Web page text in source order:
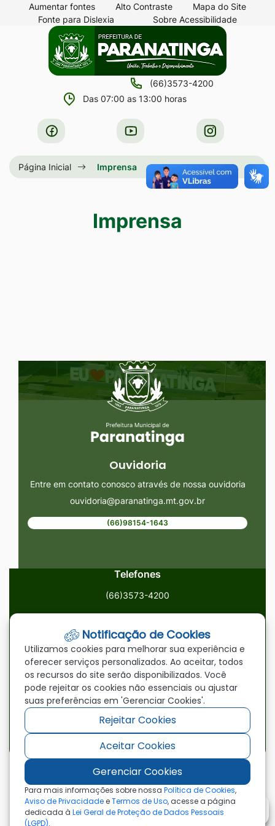
Seção
atalhos
acessibilidade
para
conteúdo
para
menu
[alt+2]
[alt+4]
Aumentar fontes Alto Contraste
Mapa do Site
Fonte para Dislexia
Sobre Acessibilidade
Seção
menu
principal
principal
(66)3573-4200
Das 07:00 as 13:00 horas
Acessar
a
Rede
Acessar
a
Rede
Social
Acessar
a
Rede
Social
Página Inicial Imprensa
Imprensa
Seção do Rodapé e Ouvidoria/
Ouvidoria
Entre em contato conosco através de nossa ouvidoria
ouvidoria@paranatinga.mt.gov.br
(66)98154-1643
Telefones
(66)3573-4200
ouvidoria@paranatinga.mt.gov.br
Localização
Av. Brasil, 1900, Centro, Paranatinga/MT, 78870-000
Redes Sociais
Acessar
a
Rede
Social
Facebook
Acessar
a
Rede
Social
Youtube
Acessar
a
Rede
Social
©2026 - Prefeitura Municipal de Paranatinga - MT
- Todos os direitos reservados
Notificação de Cookies
Utilizamos cookies para melhorar sua experiência e
oferecer serviços personalizados. Ao aceitar, todos
os recursos do site serão disponibilizados. Você
pode rejeitar os cookies não essenciais ou ajustar
suas preferências em 'Gerenciar Cookies'.
Rejeitar Cookies
Aceitar Cookies
Gerenciar Cookies
Para mais informações sobre nossa Política de Cookies,
Aviso de PrivacidadeeTermos de Uso, acesse a página
dedicada à Lei Geral de Proteção de Dados Pessoais
(LGPD).